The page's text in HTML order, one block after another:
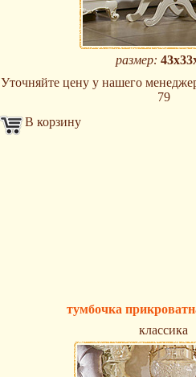
размер:
Уточняйте цену у нашего
79
В корзину
тумбочка
классика